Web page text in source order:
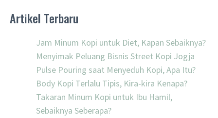
Artikel Terbaru
Jam Minum Kopi untuk Diet, Kapan Sebaiknya?
Menyimak Peluang Bisnis Street Kopi Jogja
Pulse Pouring saat Menyeduh Kopi, Apa Itu?
Body Kopi Terlalu Tipis, Kira-kira Kenapa?
Takaran Minum Kopi untuk Ibu Hamil,
Sebaiknya Seberapa?